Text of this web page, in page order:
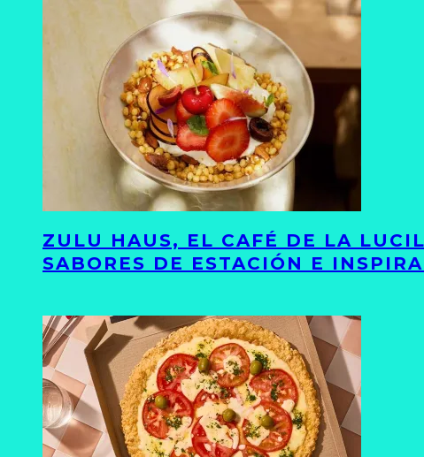
ZULU HAUS, EL CAFÉ DE LA
SABORES DE ESTACIÓN E